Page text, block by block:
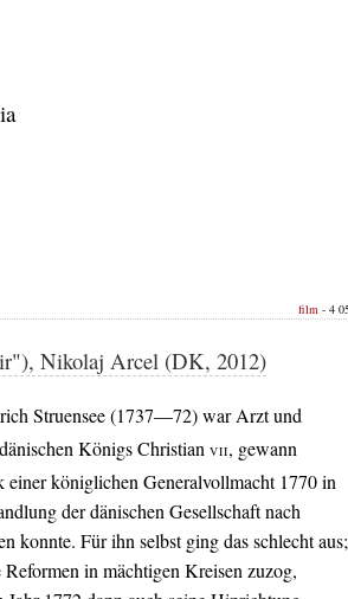
film - 4
Nikolaj Arcel (DK, 2012)
Struensee (1737—72) war Arzt und
Königs Christian VII, gewann
königlichen Generalvollmacht 1770 in
der dänischen Gesellschaft nach
konnte. Für ihn selbst ging das schlecht aus;
in mächtigen Kreisen zuzog,